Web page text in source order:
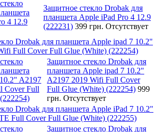
Защитное стекло Drobak для
планшета Apple iPad Pro 4 12.9
(222231) 399 грн. Отсутствует
Drobak для планшета Apple ipad 7 10.2"
Full Cover Full Glue (White) (222254)
Защитное стекло Drobak для
планшета Apple ipad 7 10.2"
A2197 2019 Wifi Full Cover
Full Glue (White) (222254) 999
грн. Отсутствует
Drobak для планшета Apple iPad 7 10.2"
Full Cover Full Glue (White) (222255)
Защитное стекло Drobak для